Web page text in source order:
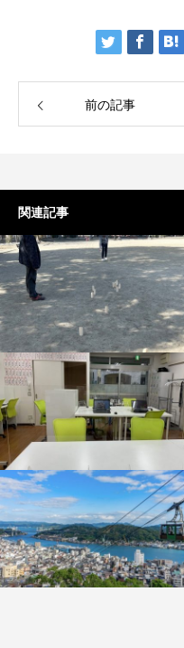
前の記事
関連記事